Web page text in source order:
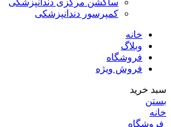
ساکشن مرکزی دندانپزشکی
کمپرسور دندانپزشکی
خانه
وبلاگ
فروشگاه
فروش ویژه
سبد خرید
بستن
خانه
فروشگاه